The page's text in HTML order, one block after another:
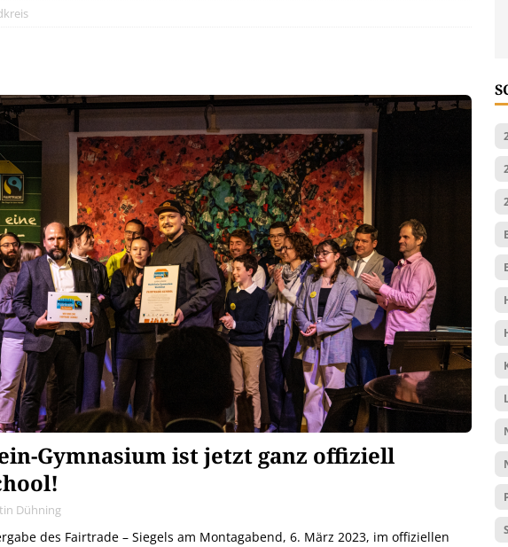
August 2026 ]
1. August 2026 ] Die Niarts Charts im August 2026 MUSIK
Gymnasium ist jetzt ganz offiziell
Dühning
des Fairtrade – Siegels am Montagabend, 6. März 2023, im offiziellen